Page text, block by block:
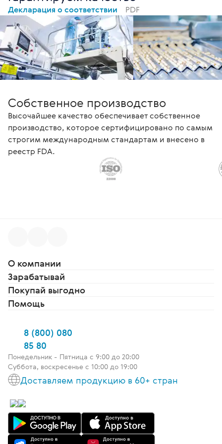
ии,
ия.
Декларация о соответствии PDF
Собственное производство
Высочайшее качество обеспечивает собственное
производство, которое сертифицировано по самым
строгим международным стандартам и внесено в
реестр FDA.
О компании
Зарабатывай
Покупай выгодно
Помощь
8 (800) 080
85 80
Понедельник - Пятница c 9:00 до 20:00
Суббота, воскресенье с 10:00 до 19:00
Доставляем продукцию в 60+ стран